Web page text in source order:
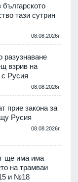
тази сутрин
08.08.2026г.
разузнаване
взрив на
Русия
08.08.2026г.
прие закона за
Русия
08.08.2026г.
ще има има
на трамваи
и №18